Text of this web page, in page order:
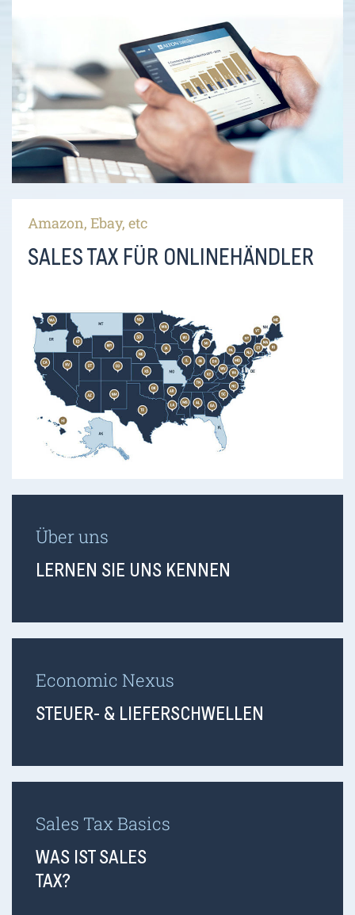
Amazon, Ebay, etc
SALES TAX FÜR ONLINEHÄNDLER
Über uns
LERNEN SIE UNS KENNEN
Economic Nexus
STEUER- & LIEFERSCHWELLEN
Sales Tax Basics
WAS IST SALES
TAX?